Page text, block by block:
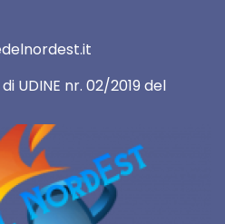
UDINE nr. 02/2019 del